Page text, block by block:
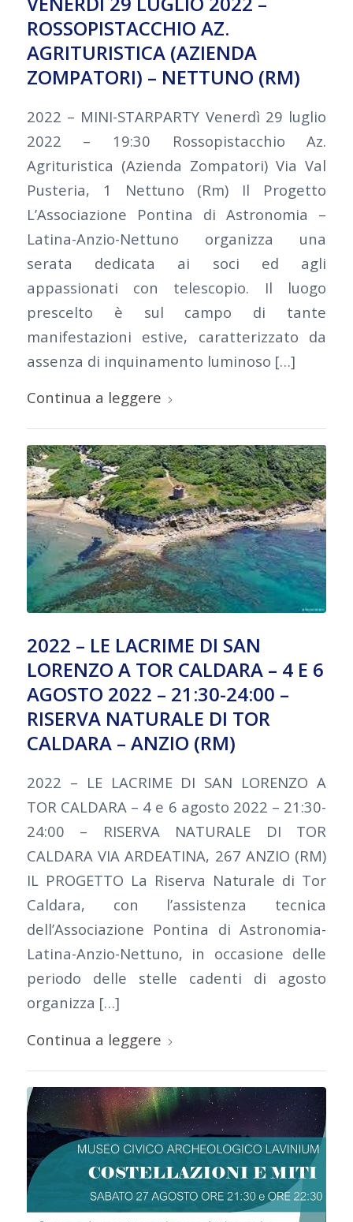
ROSSOPISTACCHIO AZ.
AGRITURISTICA (AZIENDA
ZOMPATORI) – NETTUNO (RM)
2022 – MINI-STARPARTY Venerdì 29 luglio
2022 – 19:30 Rossopistacchio Az.
Agrituristica (Azienda Zompatori) Via Val
Pusteria, 1 Nettuno (Rm) Il Progetto
L’Associazione Pontina di Astronomia –
Latina-Anzio-Nettuno organizza una
serata dedicata ai soci ed agli
appassionati con telescopio. Il luogo
prescelto è sul campo di tante
manifestazioni estive, caratterizzato da
assenza di inquinamento luminoso […]
Continua a leggere
2022 – LE LACRIME DI SAN
LORENZO A TOR CALDARA – 4 E 6
AGOSTO 2022 – 21:30-24:00 –
RISERVA NATURALE DI TOR
CALDARA – ANZIO (RM)
2022 – LE LACRIME DI SAN LORENZO A
TOR CALDARA – 4 e 6 agosto 2022 – 21:30-
24:00 – RISERVA NATURALE DI TOR
CALDARA VIA ARDEATINA, 267 ANZIO (RM)
IL PROGETTO La Riserva Naturale di Tor
Caldara, con l’assistenza tecnica
dell’Associazione Pontina di Astronomia-
Latina-Anzio-Nettuno, in occasione delle
periodo delle stelle cadenti di agosto
organizza […]
Continua a leggere